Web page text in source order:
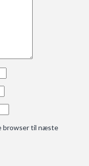
browser til næste